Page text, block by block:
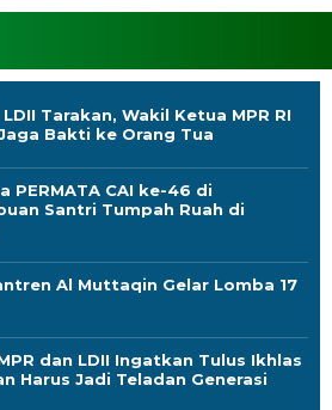
Tarakan, Wakil Ketua MPR RI
Bakti ke Orang Tua
PERMATA CAI ke-46 di
Santri Tumpah Ruah di
Al Muttaqin Gelar Lomba 17
dan LDII Ingatkan Tulus Ikhlas
Harus Jadi Teladan Generasi